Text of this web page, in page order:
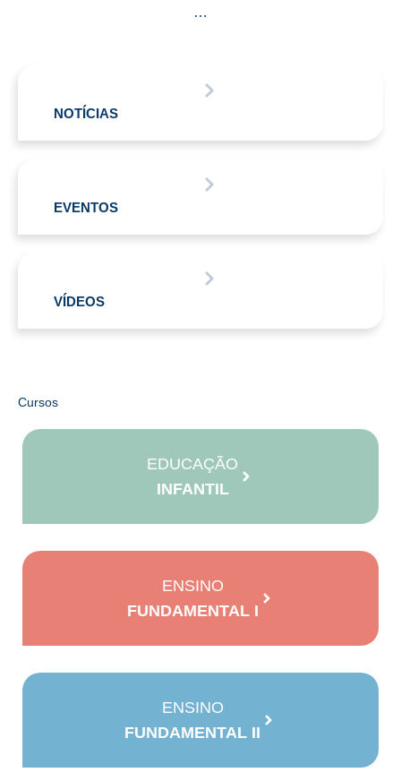
…
NOTÍCIAS
EVENTOS
VÍDEOS
Cursos
EDUCAÇÃO
INFANTIL
ENSINO
FUNDAMENTAL I
ENSINO
FUNDAMENTAL II